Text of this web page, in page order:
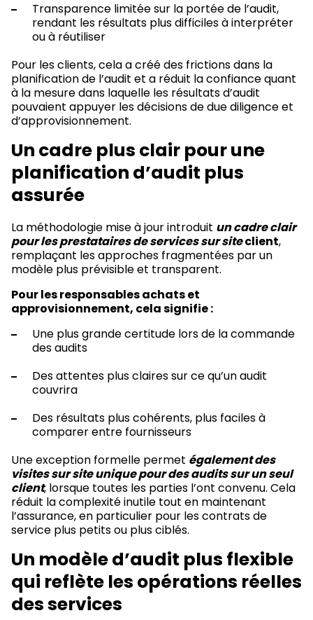
Transparence limitée sur la portée de l’audit,
rendant les résultats plus difficiles à interpréter
ou à réutiliser
Pour les clients, cela a créé des frictions dans la
planification de l’audit et a réduit la confiance quant
à la mesure dans laquelle les résultats d’audit
pouvaient appuyer les décisions de due diligence et
d’approvisionnement.
Un cadre plus clair pour une
planification d’audit plus
assurée
La méthodologie mise à jour introduit un cadre clair
pour lesprestataires de services sur siteclient,
remplaçant les approches fragmentées par un
modèle plus prévisible et transparent.
Pour les responsables achats et
approvisionnement, cela signifie :
Une plus grande certitude lors de la commande
des audits
Des attentes plus claires sur ce qu’un audit
couvrira
Des résultats plus cohérents, plus faciles à
comparer entre fournisseurs
Une exception formelle permet également des
visites sur site unique pourdes audits sur un seul
client, lorsque toutes les parties l’ont convenu. Cela
réduit la complexité inutile tout en maintenant
l’assurance, en particulier pour les contrats de
service plus petits ou plus ciblés.
Un modèle d’audit plus flexible
qui reflète les opérations réelles
des services